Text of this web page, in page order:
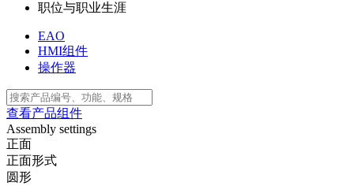
职位与职业生涯
EAO
HMI组件
操作器
查看产品组件
Assembly settings
正面
正面形式
圆形